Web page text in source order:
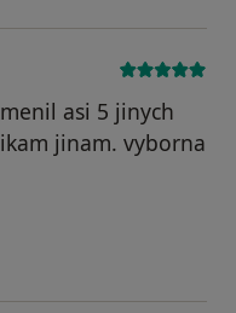
asi 5 jinych
jinam. vyborna
Váš účet byl odstraněn